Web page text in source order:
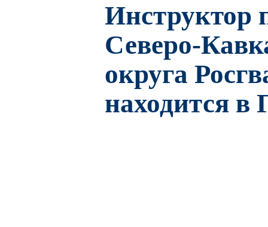
Инструктор
Северо-
округа
находится в